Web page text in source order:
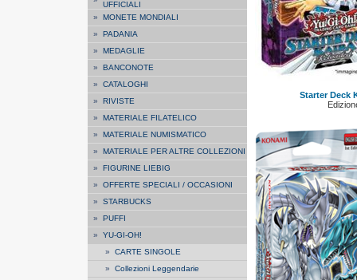
UFFICIALI
» MONETE MONDIALI
» PADANIA
» MEDAGLIE
» BANCONOTE
» CATALOGHI
» RIVISTE
» MATERIALE FILATELICO
» MATERIALE NUMISMATICO
» MATERIALE PER ALTRE COLLEZIONI
» FIGURINE LIEBIG
» OFFERTE SPECIALI / OCCASIONI
» STARBUCKS
» PUFFI
» YU-GI-OH!
» CARTE SINGOLE
» Collezioni Leggendarie
Starter Deck